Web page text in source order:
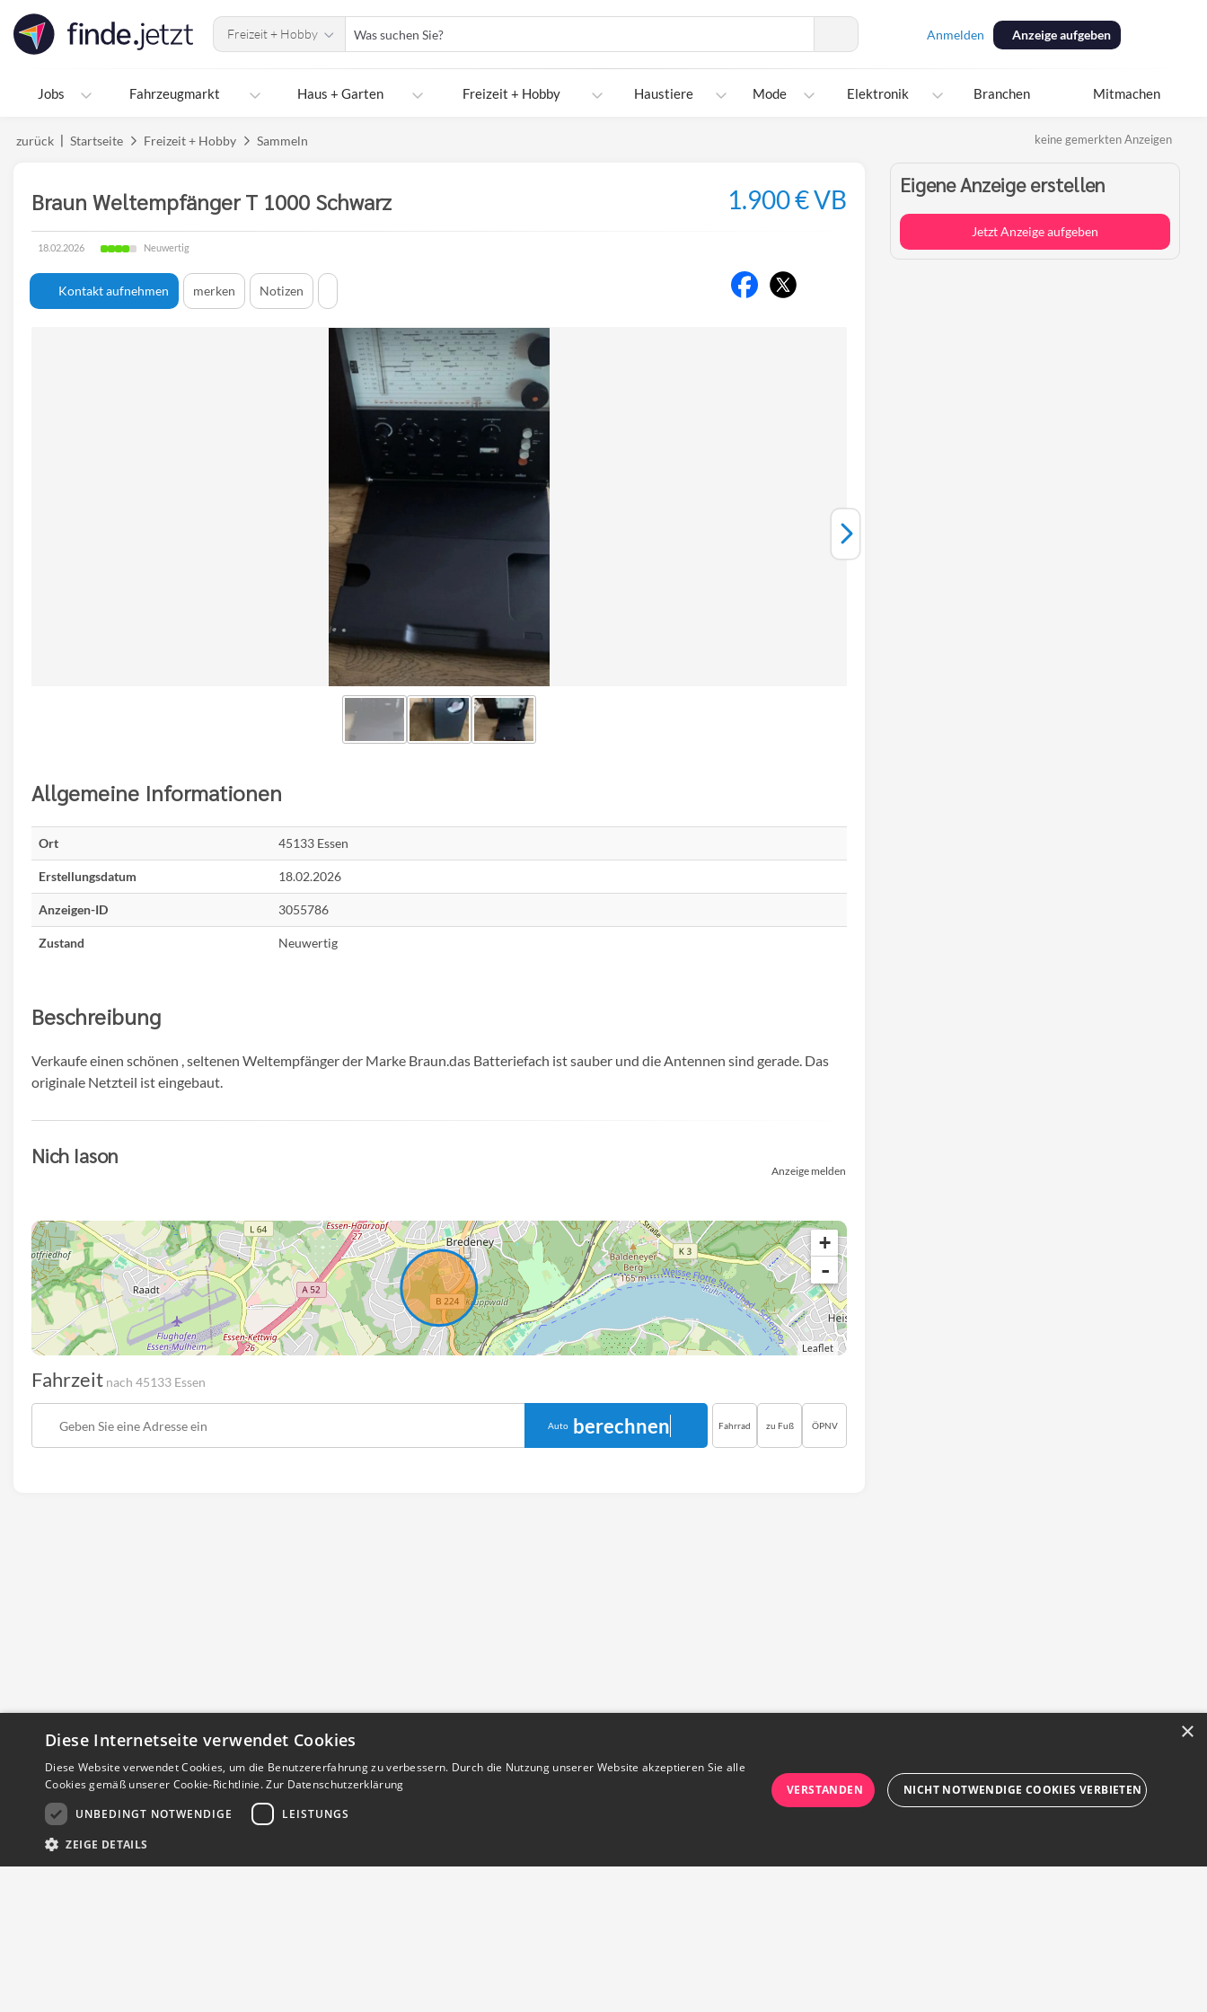
Accessibility
Modus
aktivieren
Navigation
Freizeit + Hobby
suchen
Anmelden Anzeige aufgeben
Jobs Fahrzeugmarkt Haus + Garten Freizeit + Hobby Haustiere Mode Elektronik Branchen Mitmachen
zurück Startseite Freizeit + Hobby Sammeln keine gemerkten Anzeigen
Eigene Anzeige erstellen
Jetzt Anzeige aufgeben
Braun Weltempfänger T 1000 Schwarz 1.900 € VB
18.02.2026
Zustand
Produktes
Neuwertig
Kontakt aufnehmen merken Notizen
Allgemeine Informationen
Ort 45133 Essen
Erstellungsdatum 18.02.2026
Anzeigen-ID 3055786
Zustand Neuwertig
Beschreibung
Verkaufe einen schönen , seltenen Weltempfänger der Marke Braun.das Batteriefach ist sauber und die Antennen sind gerade. Das
originale Netzteil ist eingebaut.
Nich Iason
Anzeige melden
+
-
Leaflet
Fahrzeit nach 45133 Essen
Route
Auto berechnen Fahrrad zu Fuß ÖPNV
×
Diese Internetseite verwendet Cookies
Diese Website verwendet Cookies, um die Benutzererfahrung zu verbessern. Durch die Nutzung unserer Website akzeptieren Sie alle
Cookies gemäß unserer Cookie-Richtlinie.Zur Datenschutzerklärung
UNBEDINGT NOTWENDIGE
LEISTUNGS
ZEIGE DETAILS
VERSTANDEN NICHT NOTWENDIGE COOKIES VERBIETEN